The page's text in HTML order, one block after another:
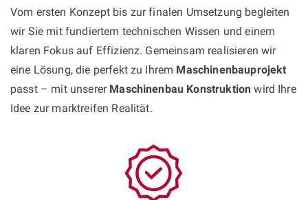
Vom ersten Konzept bis zur finalen Umsetzung begleiten
wir Sie mit fundiertem technischen Wissen und einem
klaren Fokus auf Effizienz. Gemeinsam realisieren wir
eine Lösung, die perfekt zu Ihrem Maschinenbauprojekt
passt – mit unserer Maschinenbau Konstruktion wird Ihre
Idee zur marktreifen Realität.